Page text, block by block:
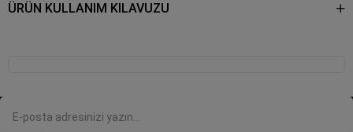
ÜRÜN KULLANIM KILAVUZU